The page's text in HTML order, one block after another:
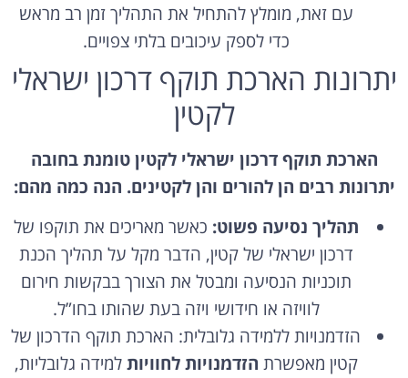
עם זאת, מומלץ להתחיל את התהליך זמן רב מראש
כדי לספק עיכובים בלתי צפויים.
יתרונות הארכת תוקף דרכון ישראלי
לקטין
הארכת תוקף דרכון ישראלי לקטין טומנת בחובה
יתרונות רבים הן להורים והן לקטינים. הנה כמה מהם:
תהליך נסיעה פשוט: כאשר מאריכים את תוקפו של
דרכון ישראלי של קטין, הדבר מקל על תהליך הכנת
תוכניות הנסיעה ומבטל את הצורך בבקשות חירום
לוויזה או חידושי ויזה בעת שהותו בחו”ל.
הזדמנויות ללמידה גלובלית: הארכת תוקף הדרכון של
קטין מאפשרת הזדמנויות לחוויותלמידה גלובליות,